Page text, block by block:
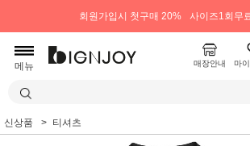
회원가입시 첫구매 20% 사이즈1회무
메뉴 매장안내 마
신상품 티셔츠